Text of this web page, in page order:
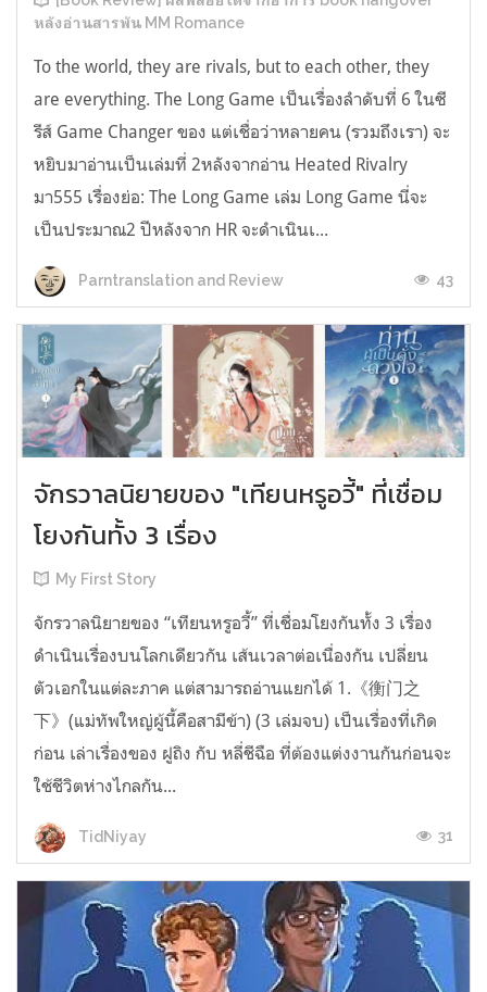
หลังอ่านสารพัน MM Romance
To the world, they are rivals, but to each other, they
are everything. The Long Game เป็นเรื่องลำดับที่ 6 ในซี
รีส์ Game Changer ของ แต่เชื่อว่าหลายคน (รวมถึงเรา) จะ
หยิบมาอ่านเป็นเล่มที่ 2หลังจากอ่าน Heated Rivalry
มา555 เรื่องย่อ: The Long Game เล่ม Long Game นี่จะ
เป็นประมาณ2 ปีหลังจาก HR จะดำเนินเ...
Parntranslation and Review 43
จักรวาลนิยายของ "เทียนหรูอวี้" ที่เชื่อม
โยงกันทั้ง 3 เรื่อง
My First Story
จักรวาลนิยายของ “เทียนหรูอวี้” ที่เชื่อมโยงกันทั้ง 3 เรื่อง
ดำเนินเรื่องบนโลกเดียวกัน เส้นเวลาต่อเนื่องกัน เปลี่ยน
ตัวเอกในแต่ละภาค แต่สามารถอ่านแยกได้ 1.《衡门之
下》(แม่ทัพใหญ่ผู้นี้คือสามีข้า) (3 เล่มจบ) เป็นเรื่องที่เกิด
ก่อน เล่าเรื่องของ ฝูถิง กับ หลี่ชีฉือ ที่ต้องแต่งงานกันก่อนจะ
ใช้ชีวิตห่างไกลกัน...
TidNiyay 31